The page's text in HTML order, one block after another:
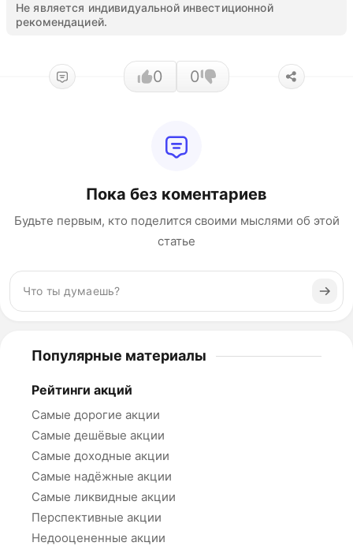
Не является индивидуальной инвестиционной
рекомендацией.
0 0
Пока без коментариев
Будьте первым, кто поделится своими мыслями об этой
статье
Популярные материалы
Рейтинги акций
Самые дорогие акции
Самые дешёвые акции
Самые доходные акции
Самые надёжные акции
Самые ликвидные акции
Перспективные акции
Недооцененные акции